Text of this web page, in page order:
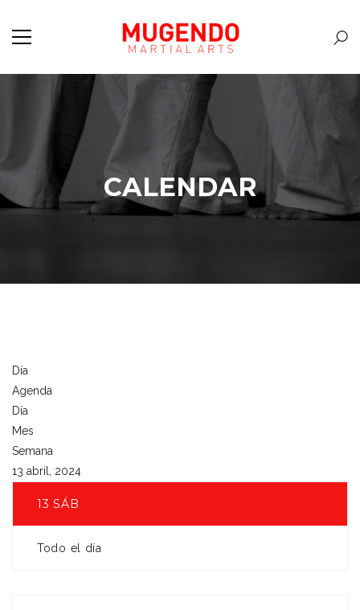
CALENDAR
Día
Agenda
Día
Mes
Semana
13 abril, 2024
13 SÁB
Todo el día